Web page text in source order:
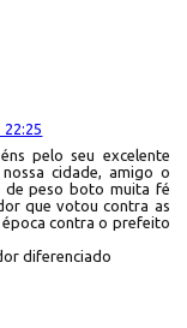
pelo seu excelente
cidade, amigo o
de peso boto muita fé
que votou contra as
contra o prefeito
diferenciado